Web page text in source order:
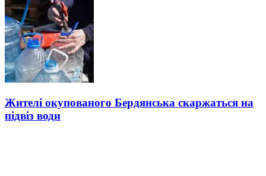
Жителі окупованого Бердянська скаржаться на
підвіз води